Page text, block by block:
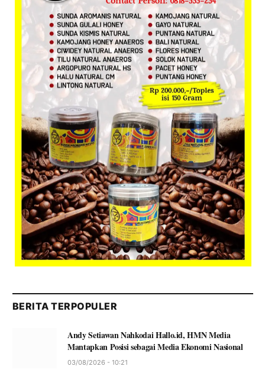
BERITA TERPOPULER
Andy Setiawan Nahkodai Hallo.id, HMN Media
Mantapkan Posisi sebagai Media Ekonomi Nasional
03/08/2026 - 10:21